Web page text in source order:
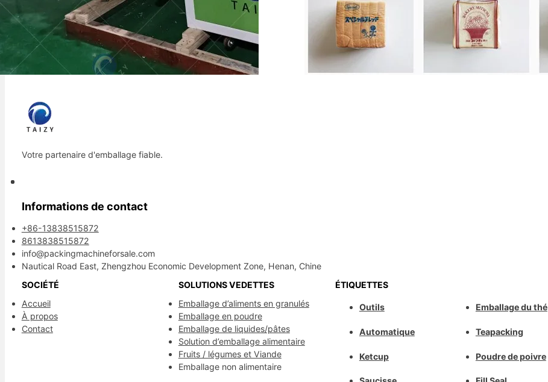
Votre partenaire d'emballage fiable.
Informations de contact
+86-13838515872
8613838515872
info@packingmachineforsale.com
Nautical Road East, Zhengzhou Economic Development Zone, Henan, Chine
SOCIÉTÉ
Accueil
À propos
Contact
SOLUTIONS VEDETTES
Emballage d’aliments en granulés
Emballage en poudre
Emballage de liquides/pâtes
Solution d’emballage alimentaire
Fruits / légumes et Viande
Emballage non alimentaire
ÉTIQUETTES
Outils
Automatique
Ketcup
Emballage du thé
Teapacking
Poudre de poivre